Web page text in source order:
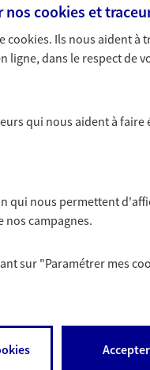
les
vos collaborateurs...
&
nos cookies et
cookies. Ils nous aident à
dans le respect de
qui nous aident à faire
qui nous permettent
nos campagnes.
sur "Paramétrer mes